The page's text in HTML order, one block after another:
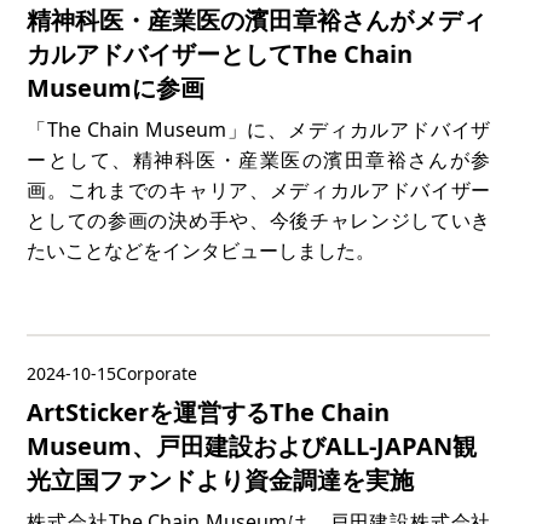
精神科医・産業医の濱田章裕さんがメディ
カルアドバイザーとしてThe Chain
Museumに参画
「The Chain Museum」に、メディカルアドバイザ
ーとして、精神科医・産業医の濱田章裕さんが参
画。これまでのキャリア、メディカルアドバイザー
としての参画の決め手や、今後チャレンジしていき
たいことなどをインタビューしました。
2024-10-15Corporate
ArtStickerを運営するThe Chain
Museum、戸田建設およびALL-JAPAN観
光立国ファンドより資金調達を実施